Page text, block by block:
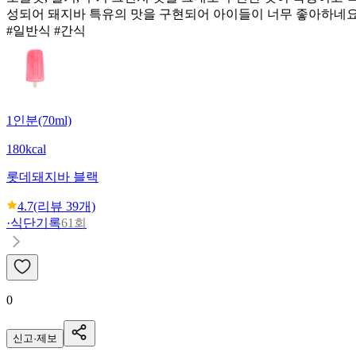
성되어 돼지바 특유의 맛을 구현되어 아이들이 너무 좋아하네
#일반식 #간식
1인분(70ml)
180kcal
롯데 돼지바 블랙
4.7(리뷰 39개)
·식단기록61회
0
신고·제보